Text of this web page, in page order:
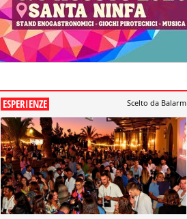
ESPERIENZE Scelto da Balarm